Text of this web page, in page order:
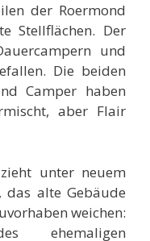
der Roermond
Stellflächen. Der
und
Die beiden
Camper haben
aber Flair
unter neuem
das alte Gebäude
weichen:
ehemaligen